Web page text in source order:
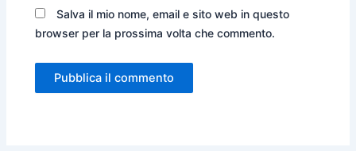
Salva il mio nome, email e sito web in questo
browser per la prossima volta che commento.